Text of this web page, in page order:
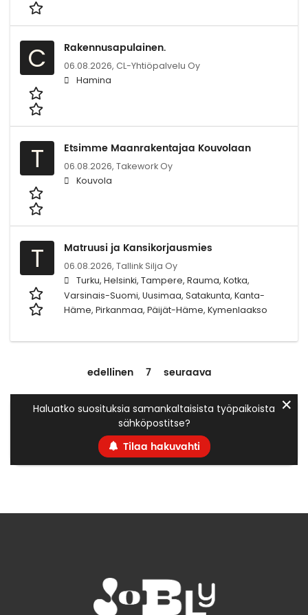
C Rakennusapulainen.
06.08.2026, CL-Yhtiöpalvelu Oy
Hamina
T Etsimme Maanrakentajaa Kouvolaan
06.08.2026, Takework Oy
Kouvola
T Matruusi ja Kansikorjausmies
06.08.2026, Tallink Silja Oy
Turku, Helsinki, Tampere, Rauma, Kotka,
Varsinais-Suomi, Uusimaa, Satakunta, Kanta-
Häme, Pirkanmaa, Päijät-Häme, Kymenlaakso
edellinen 7 seuraava
Haluatko suosituksia samankaltaisista työpaikoista
sähköpostitse?
Tilaa hakuvahti
✕